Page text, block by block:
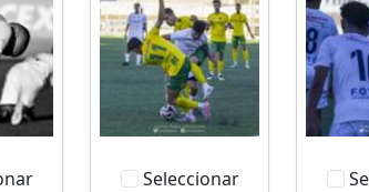
Seleccionar